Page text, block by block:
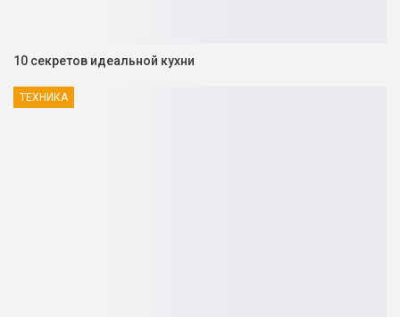
10 секретов идеальной кухни
ТЕХНИКА